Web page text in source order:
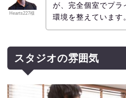
Hearts227様
が、完全個室でプラ
環境を整えています
スタジオの雰囲気